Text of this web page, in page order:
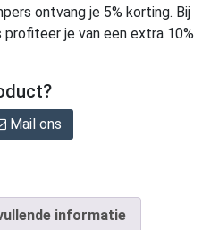
ontvang je 5% korting. Bij
profiteer je van een extra 10%
Mail ons
informatie